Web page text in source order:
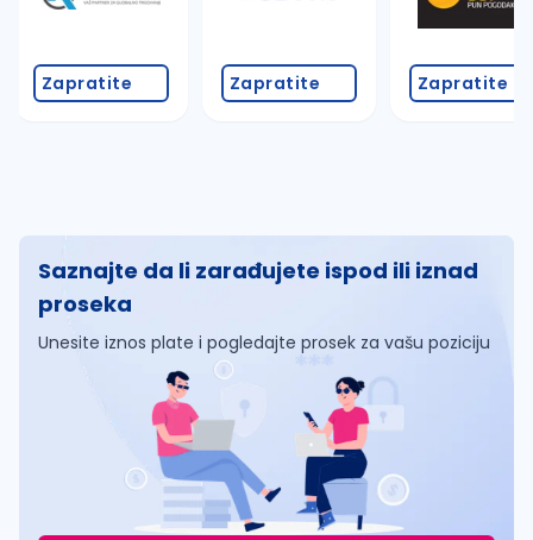
Zapratite Zapratite Zapratite
Saznajte da li zarađujete ispod ili iznad
proseka
Unesite iznos plate i pogledajte prosek za vašu poziciju